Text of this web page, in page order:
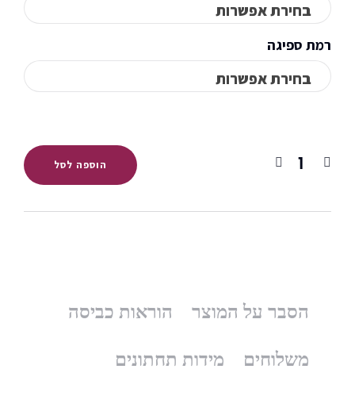
רמת ספיגה
הוספה לסל
הסבר על המוצר הוראות כביסה
משלוחים מידות תחתונים